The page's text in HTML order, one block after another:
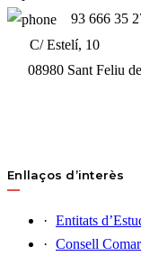
93 666 35
C/ Estelí, 10
08980 Sant Feliu
Enllaços d’interès
Entitats
Consell